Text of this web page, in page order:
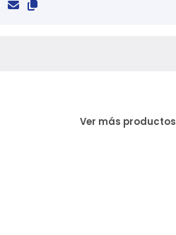
Ver más productos